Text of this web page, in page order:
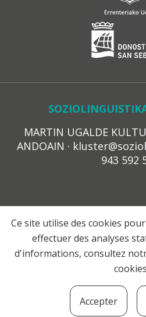
MARTIN UGALDE
ANDOAIN ·
943 592
LEGE
COOKIE-EN
© 2021
Ce site utilise des cookies
effectuer des analyses
d'informations, consultez
cookies
Accepter